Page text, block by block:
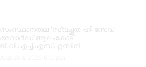
സംസ്ഥാനതല ‘സ്വച്ഛത ഹി സേവ’
അവാർഡ് ആലംകോട്
ജി.വി.എച്ച്.എസ്.എസിന്